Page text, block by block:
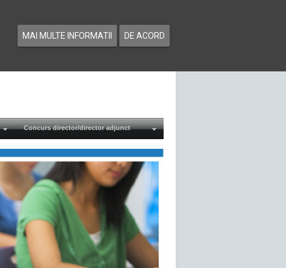
MAI MULTE INFORMATII DE ACORD
Concurs director/director adjunct